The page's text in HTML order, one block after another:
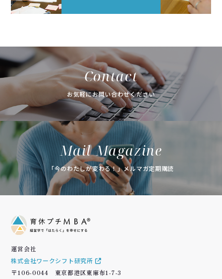
Contact
お気軽にお問い合わせください
Mail Magazine
「今のわたしが変わる！」メルマガ定期購読
運営会社
株式会社ワークシフト研究所
〒106-0044 東京都港区東麻布1-7-3